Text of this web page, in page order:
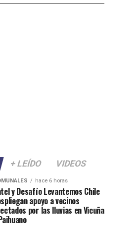
+ LEÍDO VIDEOS
hace 6 horas
y Desafío Levantemos Chile
apoyo a vecinos
por las lluvias en Vicuña